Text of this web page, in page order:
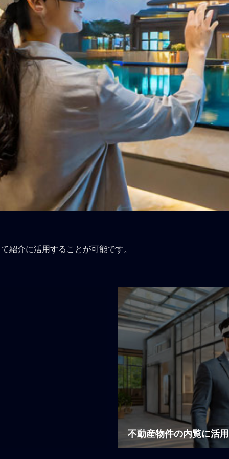
紹介に活用することが可能です。
不動産物件の内覧に活用